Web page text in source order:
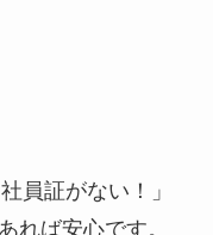
員証がない！」
れば安心です。